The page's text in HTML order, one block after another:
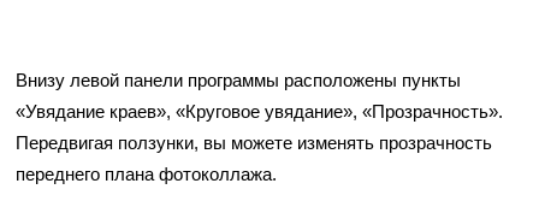
Внизу левой панели программы расположены пункты
«Увядание краев», «Круговое увядание», «Прозрачность».
Передвигая ползунки, вы можете изменять прозрачность
переднего плана фотоколлажа.